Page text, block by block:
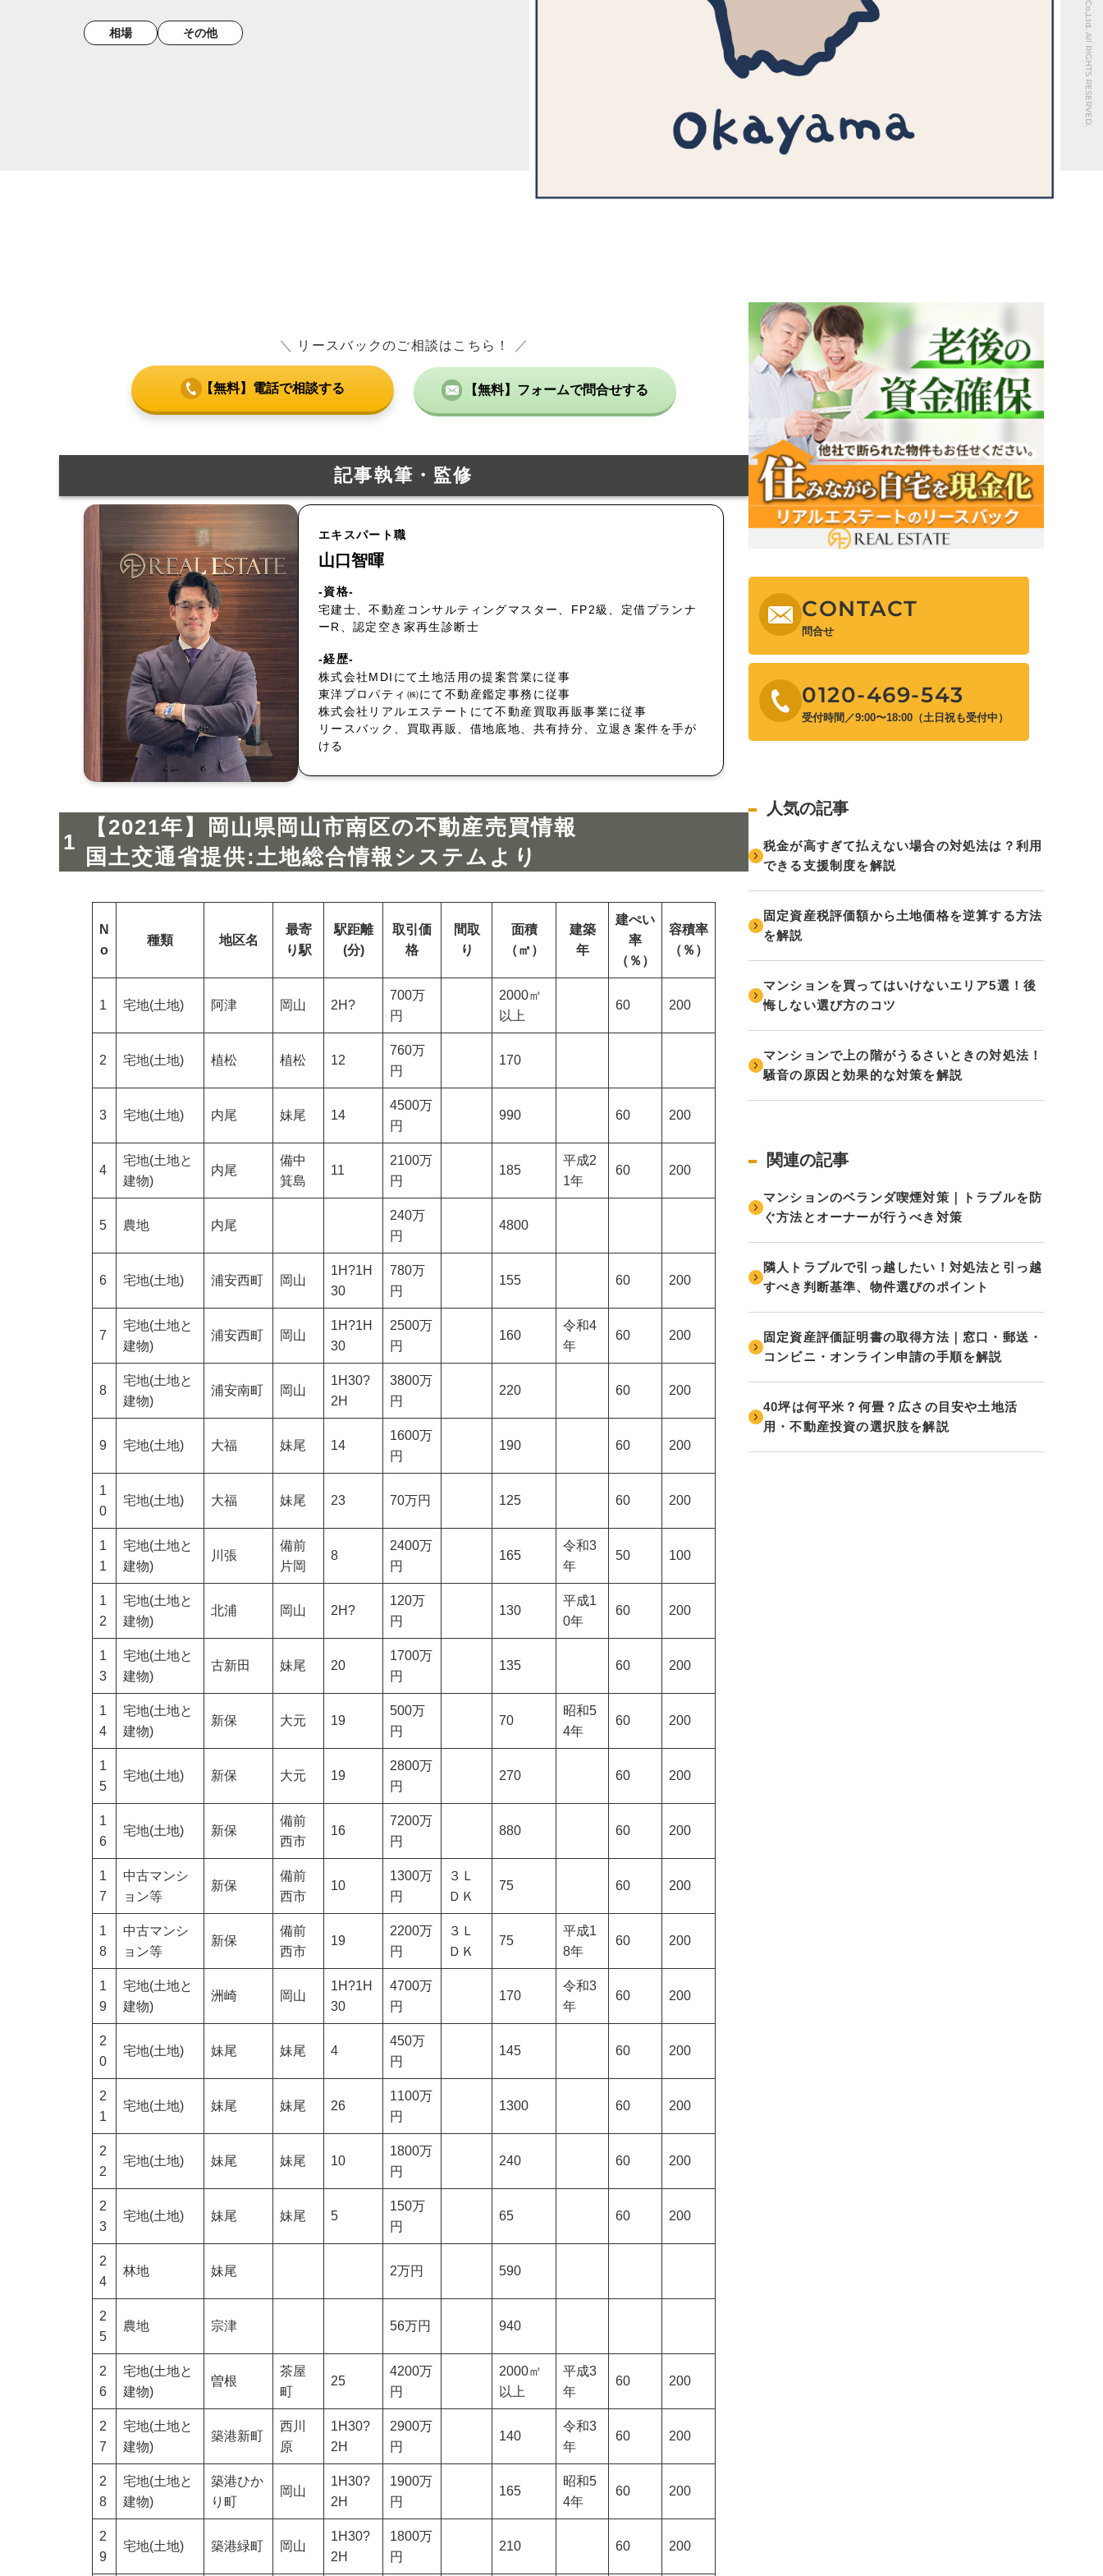
相場 その他
＼ リースバックのご相談はこちら！ ／
【無料】電話で相談する 【無料】フォームで問合せする
記事執筆・監修
エキスパート職
山口智暉
-資格-
宅建士、不動産コンサルティングマスター、FP2級、定借プランナ
ーR、認定空き家再生診断士
-経歴-
株式会社MDIにて土地活用の提案営業に従事
東洋プロパティ㈱にて不動産鑑定事務に従事
株式会社リアルエステートにて不動産買取再販事業に従事
リースバック、買取再販、借地底地、共有持分、立退き案件を手が
ける
【2021年】岡山県岡山市南区の不動産売買情報
国土交通省提供:土地総合情報システムより
N
o
種類 地区名
最寄
り駅
駅距離
(分)
取引価
格
間取
り
面積
（㎡）
建築
年
建ぺい
率
（％）
容積率
（％）
1 宅地(土地) 阿津 岡山 2H?
700万
円
2000㎡
以上
60 200
2 宅地(土地) 植松 植松 12
760万
円
170
3 宅地(土地) 内尾 妹尾 14
4500万
円
990 60 200
4
宅地(土地と
建物)
内尾
備中
箕島
11
2100万
円
185
平成2
1年
60 200
5 農地 内尾
240万
円
4800
6 宅地(土地) 浦安西町 岡山
1H?1H
30
780万
円
155 60 200
7
宅地(土地と
建物)
浦安西町 岡山
1H?1H
30
2500万
円
160
令和4
年
60 200
8
宅地(土地と
建物)
浦安南町 岡山
1H30?
2H
3800万
円
220 60 200
9 宅地(土地) 大福 妹尾 14
1600万
円
190 60 200
1
0
宅地(土地) 大福 妹尾 23 70万円 125 60 200
1
1
宅地(土地と
建物)
川張
備前
片岡
8
2400万
円
165
令和3
年
50 100
1
2
宅地(土地と
建物)
北浦 岡山 2H?
120万
円
130
平成1
0年
60 200
1
3
宅地(土地と
建物)
古新田 妹尾 20
1700万
円
135 60 200
1
4
宅地(土地と
建物)
新保 大元 19
500万
円
70
昭和5
4年
60 200
1
5
宅地(土地) 新保 大元 19
2800万
円
270 60 200
1
6
宅地(土地) 新保
備前
西市
16
7200万
円
880 60 200
1
7
中古マンシ
ョン等
新保
備前
西市
10
1300万
円
３Ｌ
ＤＫ
75 60 200
1
8
中古マンシ
ョン等
新保
備前
西市
19
2200万
円
３Ｌ
ＤＫ
75
平成1
8年
60 200
1
9
宅地(土地と
建物)
洲崎 岡山
1H?1H
30
4700万
円
170
令和3
年
60 200
2
0
宅地(土地) 妹尾 妹尾 4
450万
円
145 60 200
2
1
宅地(土地) 妹尾 妹尾 26
1100万
円
1300 60 200
2
2
宅地(土地) 妹尾 妹尾 10
1800万
円
240 60 200
2
3
宅地(土地) 妹尾 妹尾 5
150万
円
65 60 200
2
4
林地 妹尾 2万円 590
2
5
農地 宗津 56万円 940
2
6
宅地(土地と
建物)
曽根
茶屋
町
25
4200万
円
2000㎡
以上
平成3
年
60 200
2
7
宅地(土地と
建物)
築港新町
西川
原
1H30?
2H
2900万
円
140
令和3
年
60 200
2
8
宅地(土地と
建物)
築港ひか
り町
岡山
1H30?
2H
1900万
円
165
昭和5
4年
60 200
2
9
宅地(土地) 築港緑町 岡山
1H30?
2H
1800万
円
210 60 200
CONTACT
問合せ
0120-469-543
受付時間／9:00〜18:00（土日祝も受付中）
人気の記事
税金が高すぎて払えない場合の対処法は？利用
できる支援制度を解説
固定資産税評価額から土地価格を逆算する方法
を解説
マンションを買ってはいけないエリア5選！後
悔しない選び方のコツ
マンションで上の階がうるさいときの対処法！
騒音の原因と効果的な対策を解説
関連の記事
マンションのベランダ喫煙対策｜トラブルを防
ぐ方法とオーナーが行うべき対策
隣人トラブルで引っ越したい！対処法と引っ越
すべき判断基準、物件選びのポイント
固定資産評価証明書の取得方法｜窓口・郵送・
コンビニ・オンライン申請の手順を解説
40坪は何平米？何畳？広さの目安や土地活
用・不動産投資の選択肢を解説